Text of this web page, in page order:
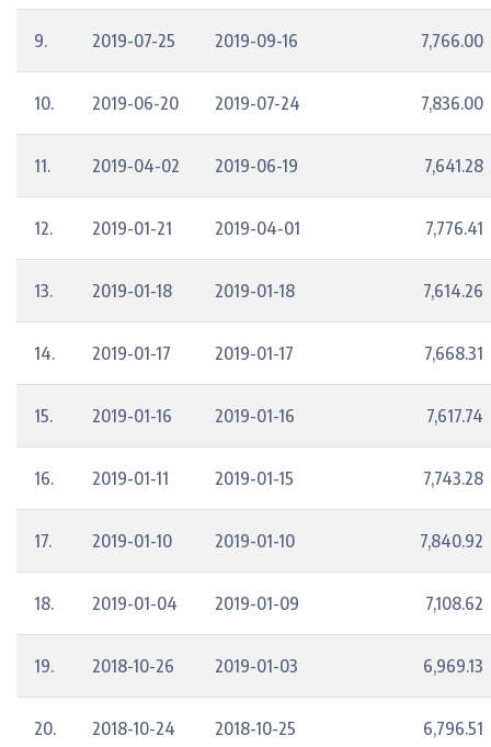
9. 2019-07-25 2019-09-16 7,766.00
10. 2019-06-20 2019-07-24 7,836.00
11. 2019-04-02 2019-06-19 7,641.28
12. 2019-01-21 2019-04-01 7,776.41
13. 2019-01-18 2019-01-18 7,614.26
14. 2019-01-17 2019-01-17 7,668.31
15. 2019-01-16 2019-01-16 7,617.74
16. 2019-01-11 2019-01-15 7,743.28
17. 2019-01-10 2019-01-10 7,840.92
18. 2019-01-04 2019-01-09 7,108.62
19. 2018-10-26 2019-01-03 6,969.13
20. 2018-10-24 2018-10-25 6,796.51